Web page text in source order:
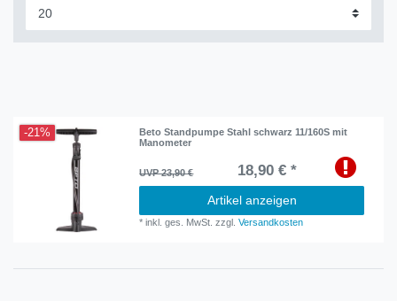
-21%
Beto Standpumpe Stahl schwarz 11/160S mit
Manometer
UVP 23,90 € 18,90 € *
Artikel anzeigen
*inkl. ges. MwSt. zzgl.Versandkosten